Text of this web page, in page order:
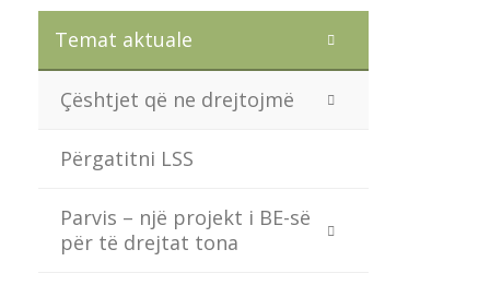
Temat aktuale
Çështjet që ne drejtojmë
Përgatitni LSS
Parvis – një projekt i BE-së
për të drejtat tona